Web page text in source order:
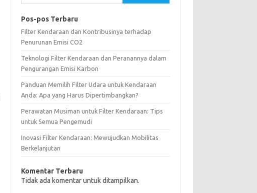
Pos-pos Terbaru
Filter Kendaraan dan Kontribusinya terhadap
Penurunan Emisi CO2
Teknologi Filter Kendaraan dan Peranannya dalam
Pengurangan Emisi Karbon
Panduan Memilih Filter Udara untuk Kendaraan
Anda: Apa yang Harus Dipertimbangkan?
Perawatan Musiman untuk Filter Kendaraan: Tips
untuk Semua Pengemudi
Inovasi Filter Kendaraan: Mewujudkan Mobilitas
Berkelanjutan
Komentar Terbaru
Tidak ada komentar untuk ditampilkan.